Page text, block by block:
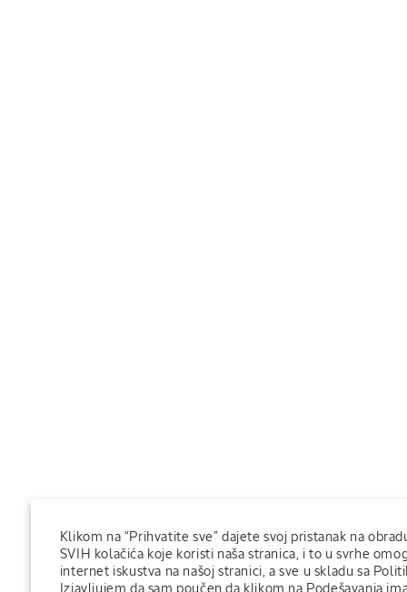
Klikom na “Prihvatite sve” dajete svoj pristanak na
SVIH kolačića koje koristi naša stranica, i to u svrhe
internet iskustva na našoj stranici, a sve u skladu sa
Izjavljujem da sam poučen da klikom na Podešavanja